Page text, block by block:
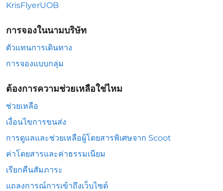
KrisFlyerUOB
การจองในนามบริษัท
ตัวแทนการเดินทาง
การจองแบบกลุ่ม
ต้องการความช่วยเหลือใช่ไหม
ช่วยเหลือ
เงื่อนไขการขนส่ง
การดูแลและช่วยเหลือผู้โดยสารพิเศษจาก Scoot
ค่าโดยสารและค่าธรรมเนียม
เรียกคืนสัมภาระ
แถลงการณ์การเข้าถึงเว็บไซต์